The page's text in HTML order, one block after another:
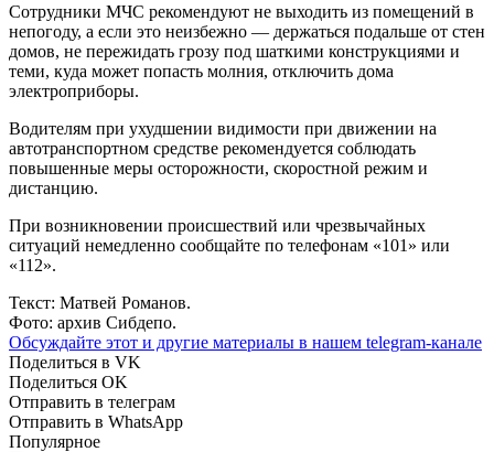
Сотрудники МЧС рекомендуют не выходить из помещений в
непогоду, а если это неизбежно — держаться подальше от стен
домов, не пережидать грозу под шаткими конструкциями и
теми, куда может попасть молния, отключить дома
электроприборы.
Водителям при ухудшении видимости при движении на
автотранспортном средстве рекомендуется соблюдать
повышенные меры осторожности, скоростной режим и
дистанцию.
При возникновении происшествий или чрезвычайных
ситуаций немедленно сообщайте по телефонам «101» или
«112».
Текст: Матвей Романов.
Фото: архив Сибдепо.
Обсуждайте этот и другие материалы в нашем telegram-канале
Поделиться в VK
Поделиться OK
Отправить в телеграм
Отправить в WhatsApp
Популярное